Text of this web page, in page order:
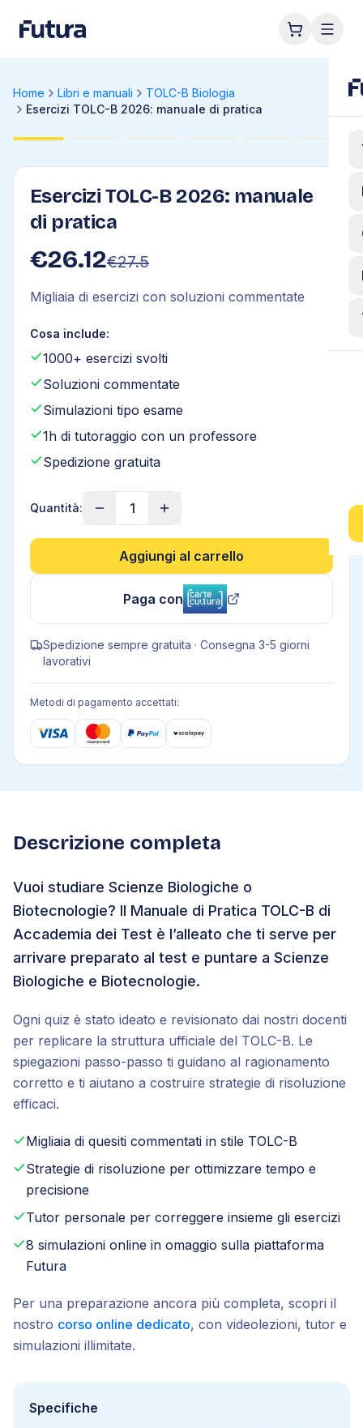
Home Libri e manuali
TOLC-B Biologia
Esercizi TOLC-B 2026: manuale di pratica
Esercizi TOLC-B 2026: manuale
di pratica
€26.12€27.5
Migliaia di esercizi con soluzioni commentate
Cosa include:
1000+ esercizi svolti
Soluzioni commentate
Simulazioni tipo esame
1h di tutoraggio con un professore
Spedizione gratuita
Quantità: 1
Aggiungi al carrello
Paga con
Spedizione sempre gratuita · Consegna 3-5 giorni
lavorativi
Metodi di pagamento accettati:
Descrizione completa
Vuoi studiare Scienze Biologiche o
Biotecnologie? Il Manuale di Pratica TOLC-B di
Accademia dei Test è l’alleato che ti serve per
arrivare preparato al test e puntare a Scienze
Biologiche e Biotecnologie.
Ogni quiz è stato ideato e revisionato dai nostri docenti
per replicare la struttura ufficiale del TOLC-B. Le
spiegazioni passo-passo ti guidano al ragionamento
corretto e ti aiutano a costruire strategie di risoluzione
efficaci.
Migliaia di quesiti commentati in stile TOLC-B
Strategie di risoluzione per ottimizzare tempo e
precisione
Tutor personale per correggere insieme gli esercizi
8 simulazioni online in omaggio sulla piattaforma
Futura
Per una preparazione ancora più completa, scopri il
nostro corso online dedicato, con videolezioni, tutor e
simulazioni illimitate.
Specifiche